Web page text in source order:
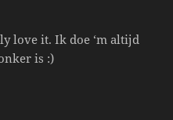
love it. Ik doe ‘m altijd
is :)